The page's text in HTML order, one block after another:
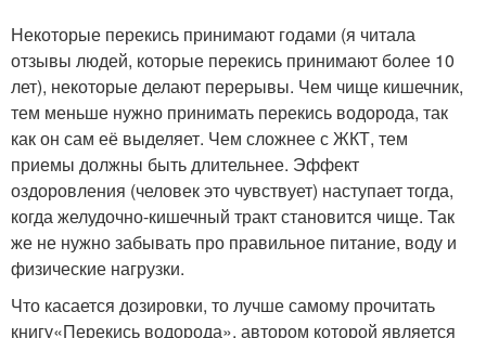
Некоторые перекись принимают годами (я читала
отзывы людей, которые перекись принимают более 10
лет), некоторые делают перерывы. Чем чище кишечник,
тем меньше нужно принимать перекись водорода, так
как он сам её выделяет. Чем сложнее с ЖКТ, тем
приемы должны быть длительнее. Эффект
оздоровления (человек это чувствует) наступает тогда,
когда желудочно-кишечный тракт становится чище. Так
же не нужно забывать про правильное питание, воду и
физические нагрузки.
Что касается дозировки, то лучше самому прочитать
книгу«Перекись водорода», автором которой является